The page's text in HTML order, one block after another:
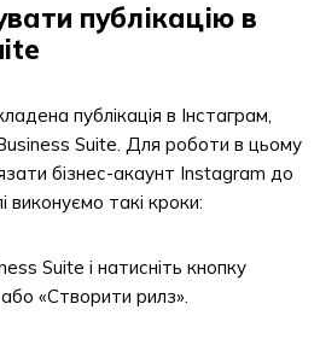
публікацію в
публікація в Інстаграм,
Suite. Для роботи в цьому
бізнес-акаунт Instagram до
виконуємо такі кроки:
Suite і натисніть кнопку
«Створити рилз».